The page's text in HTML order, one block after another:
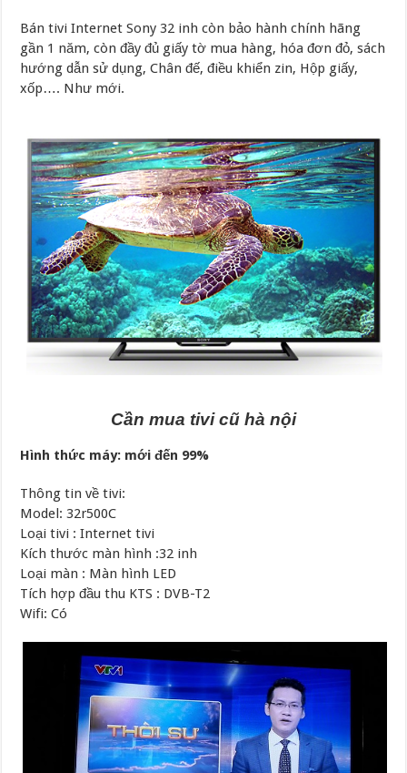
Bán tivi Internet Sony 32 inh còn bảo hành chính hãng
gần 1 năm, còn đầy đủ giấy tờ mua hàng, hóa đơn đỏ, sách
hướng dẫn sử dụng, Chân đế, điều khiển zin, Hộp giấy,
xốp…. Như mới.
Cần mua tivi cũ hà nội
Hình thức máy: mới đến 99%
Thông tin về tivi:
Model: 32r500C
Loại tivi : Internet tivi
Kích thước màn hình :32 inh
Loại màn : Màn hình LED
Tích hợp đầu thu KTS : DVB-T2
Wifi: Có